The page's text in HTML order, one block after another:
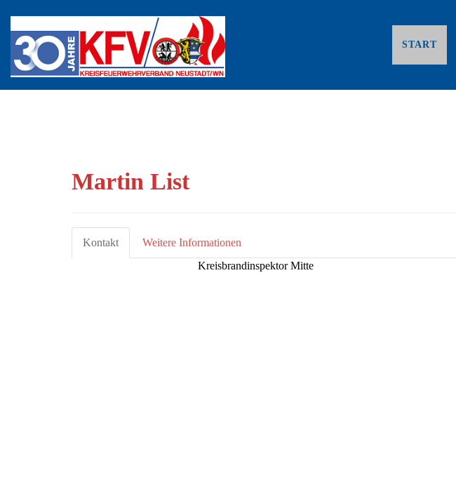
START
Martin List
Kontakt
Weitere Informationen
Kreisbrandinspektor Mitte